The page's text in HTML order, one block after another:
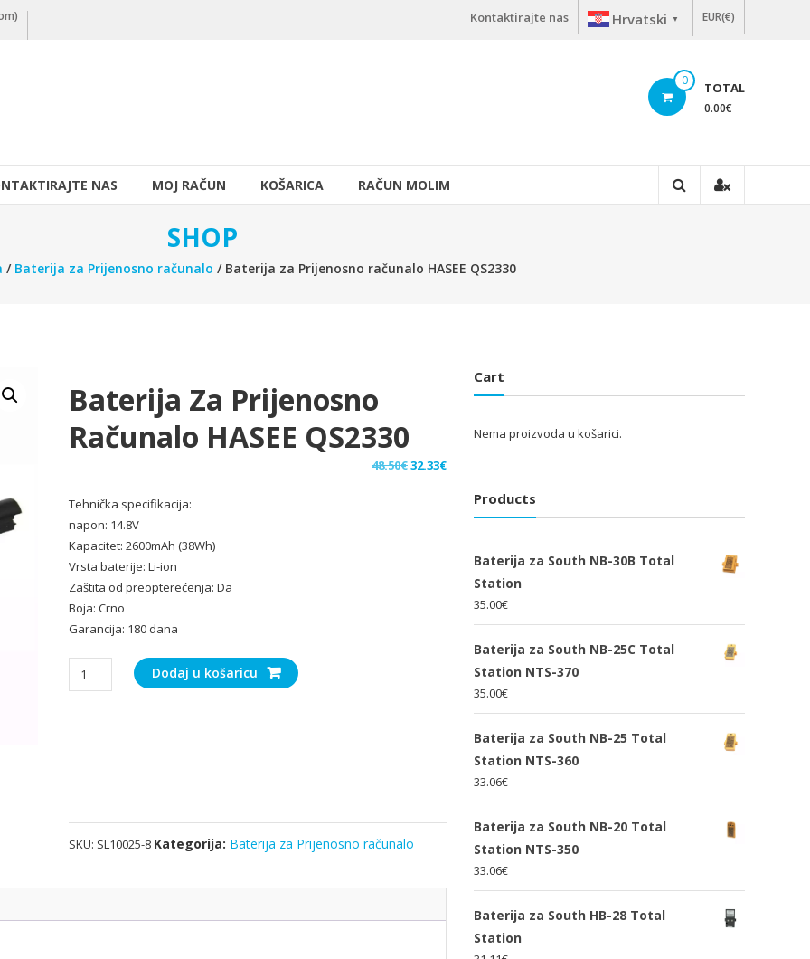
Kontaktirajte nas Hrvatski ▼ EUR(€)
0 TOTAL
0.00€
NAS MOJ RAČUN KOŠARICA RAČUN MOLIM
SHOP
/ Baterija za Prijenosno računalo / Baterija za Prijenosno računalo HASEE QS2330
Baterija Za Prijenosno
Računalo HASEE QS2330
48.50€Izvorna
32.33€Trenutna
Tehnička specifikacija:
napon: 14.8V
Kapacitet: 2600mAh (38Wh)
Vrsta baterije: Li-ion
Zaštita od preopterećenja: Da
Boja: Crno
Garancija: 180 dana
Baterija
za
Dodaj u košaricu
SKU: SL10025-8 Kategorija: Baterija za Prijenosno računalo
Cart
Nema proizvoda u košarici.
Products
Baterija za South NB-30B Total
Station
35.00€
Baterija za South NB-25C Total
Station NTS-370
35.00€
Baterija za South NB-25 Total
Station NTS-360
33.06€
Baterija za South NB-20 Total
Station NTS-350
33.06€
Baterija za South HB-28 Total
Station